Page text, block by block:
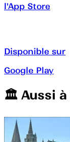
l'App Store
Disponible sur
Google Play
🏛️️ Aussi à